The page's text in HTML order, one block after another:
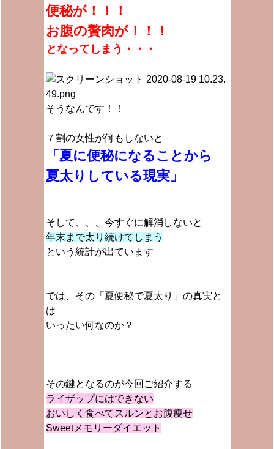
便秘が！！！
お腹の贅肉が！！！
となってしまう・・・
そうなんです！！
７割の女性が何もしないと
「夏に便秘になることから
夏太りしている現実」
そして、、、今すぐに解消しないと
年末まで太り続けてしまう
という統計が出ています
では、その「夏便秘で夏太り」の真実と
は
いったい何なのか？
その鍵となるのが今回ご紹介する
ライザップにはできない
おいしく食べてスルンとお腹痩せ
Sweetメモリーダイエット